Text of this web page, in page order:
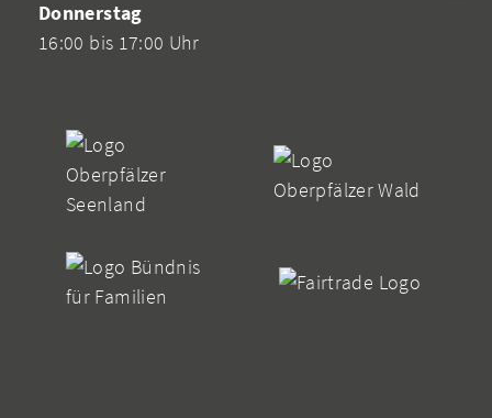
Donnerstag
16:00 bis 17:00 Uhr